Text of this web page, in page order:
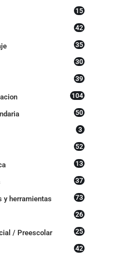
15
42
35
30
39
104
50
3
52
13
37
y herramientas 73
26
/ Preescolar 25
42